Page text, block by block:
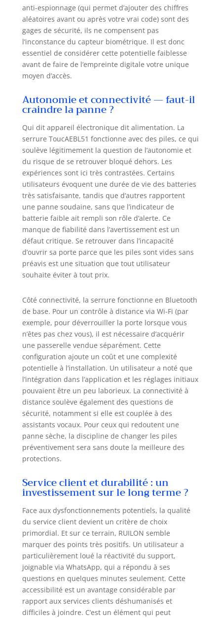
AAA durent
généralement 10
à 12 mois. Piles
non incluses Liste
d'emballage : 1 x
serrure
électronique, 3 x
accessoires, 1 x
manuel
d'utilisation
support produit,
n'hésitez pas à
nous contacter si
vous avez des
doutes, nous vous
répondrons dans
les plus brefs
délais
anti-espionnage (qui permet d’ajouter des chiffres
aléatoires avant ou après votre vrai code) sont des
gages de sécurité, ils ne compensent pas
l’inconstance du capteur biométrique. Il est donc
essentiel de considérer cette potentielle faiblesse
avant de faire de l’empreinte digitale votre unique
moyen d’accès.
Autonomie et connectivité — faut-il
craindre la panne ?
Qui dit appareil électronique dit alimentation. La
serrure ToucAEBL51 fonctionne avec des piles, ce qui
soulève légitimement la question de l’autonomie et
du risque de se retrouver bloqué dehors. Les
expériences sont ici très contrastées. Certains
utilisateurs évoquent une durée de vie des batteries
très satisfaisante, tandis que d’autres rapportent
une panne soudaine, sans que l’indicateur de
batterie faible ait rempli son rôle d’alerte. Ce
manque de fiabilité dans l’avertissement est un
défaut critique. Se retrouver dans l’incapacité
d’ouvrir sa porte parce que les piles sont vides sans
préavis est une situation que tout utilisateur
souhaite éviter à tout prix.
Côté connectivité, la serrure fonctionne en Bluetooth
de base. Pour un contrôle à distance via Wi-Fi (par
exemple, pour déverrouiller la porte lorsque vous
n’êtes pas chez vous), il est nécessaire d’acquérir
une passerelle vendue séparément. Cette
configuration ajoute un coût et une complexité
potentielle à l’installation. Un utilisateur a noté que
l’intégration dans l’application et les réglages initiaux
pouvaient être un peu laborieux. La connectivité à
distance soulève également des questions de
sécurité, notamment si elle est couplée à des
assistants vocaux. Pour ceux qui redoutent une
panne sèche, la discipline de changer les piles
préventivement sera sans doute la meilleure des
protections.
Service client et durabilité : un
investissement sur le long terme ?
Face aux dysfonctionnements potentiels, la qualité
du service client devient un critère de choix
primordial. Et sur ce terrain, RUILON semble
marquer des points très positifs. Un utilisateur a
particulièrement loué la réactivité du support,
joignable via WhatsApp, qui a répondu à ses
questions en quelques minutes seulement. Cette
accessibilité est un avantage considérable par
rapport aux services clients déshumanisés et
difficiles à joindre. C’est un élément qui peut